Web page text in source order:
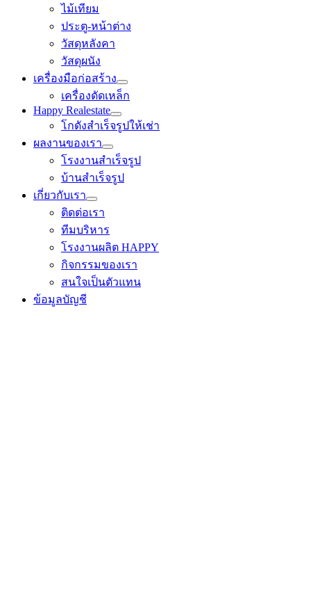
ไม้เทียม
ประตู-หน้าต่าง
วัสดุหลังคา
วัสดุผนัง
เครื่องมือก่อสร้าง
เครื่องดัดเหล็ก
Happy Realestate
โกดังสำเร็จรูปให้เช่า
ผลงานของเรา
โรงงานสำเร็จรูป
บ้านสำเร็จรูป
เกี่ยวกับเรา
ติดต่อเรา
ทีมบริหาร
โรงงานผลิต HAPPY
กิจกรรมของเรา
สนใจเป็นตัวแทน
ข้อมูลบัญชี